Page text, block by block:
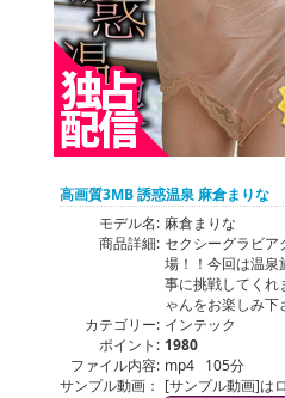
高画質3MB 誘惑温泉 麻倉まりな
モデル名: 麻倉まりな
商品詳細: セクシーグラビア
場！！今回は温泉
事に挑戦してくれ
ゃんをお楽しみ下
カテゴリー: インテック
ポイント: 1980
ファイル内容: mp4 105分
サンプル動画： [サンプル動画]は